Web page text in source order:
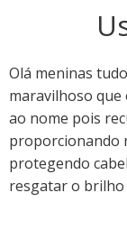
Olá meninas
maravilhoso que
ao nome pois
proporcionando
protegendo
resgatar o